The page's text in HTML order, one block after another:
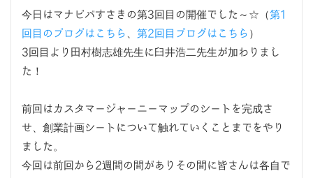
今日はマナビバすさきの第3回目の開催でした～☆（第1
回目のブログはこちら 、 第2回目ブログはこちら ）
3回目より田村樹志雄先生に臼井浩二先生が加わりまし
た！
前回はカスタマージャーニーマップのシートを完成さ
せ、創業計画シートについて触れていくことまでをやり
ました。
今回は前回から2週間の間がありその間に皆さんは各自で